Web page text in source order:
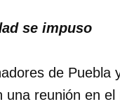
se impuso
de Puebla
una reunión en